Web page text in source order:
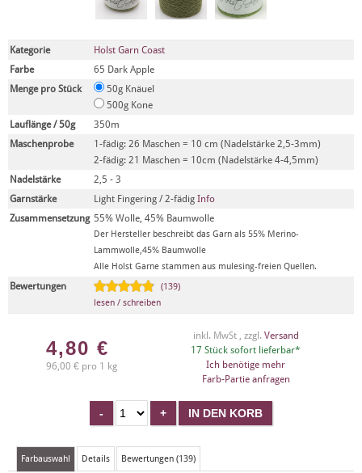
Kategorie
Holst Garn Coast
Farbe
65 Dark Apple
Menge pro Stück
50g Knäuel
500g Kone
Lauflänge / 50g
350m
Maschenprobe
1-fädig: 26 Maschen = 10 cm (Nadelstärke 2,5-3mm)
2-fädig: 21 Maschen = 10cm (Nadelstärke 4-4,5mm)
Nadelstärke
2,5 - 3
Garnstärke
Light Fingering / 2-fädig Info
Zusammensetzung 55% Wolle, 45% Baumwolle
Der Hersteller beschreibt das Garn als 55% Merino-
Lammwolle,45% Baumwolle
Alle Holst Garne stammen aus mulesing-freien Quellen.
Bewertungen
(139)
lesen / schreiben
4,80 €
96,00 € pro 1 kg
inkl. MwSt , zzgl. Versand
17 Stück sofort lieferbar*
Ich benötige mehr
Farb-Partie anfragen
Farbauswahl Details Bewertungen (139)